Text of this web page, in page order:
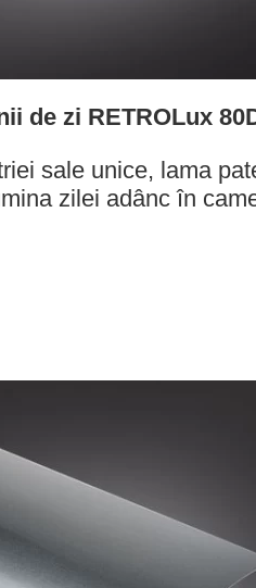
de zi RETROLux
sale unice, lama
zilei adânc în